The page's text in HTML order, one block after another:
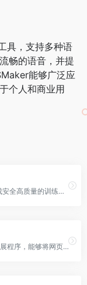
具，支持多种语
畅的语音，并提
能够广泛应
个人和商业用
AuroraAI是由Incribo开发的产品，可以生成安全高质量的训练数据，为您的AI模型加速发展。它可以用于多种用途，包括语音合成、音频分割、人物建模、景观设计、图像处理等。AuroraAI注重隐私保护，成本高效，支持多模态数据生成，具有无限的变化可能性，用户拥有数据所有权，并且可以直接使用。目前处于早期访问阶段，欢迎加入我们的社区。
Elmo是一款AI网络副驾驶，作为Chrome扩展程序，能够将网页内容即时压缩成简洁的摘要，提供具体问题的答案，从网页中获取相关信息，并与PDF和YouTube视频进行互动，以增强用户的生产力和理解。